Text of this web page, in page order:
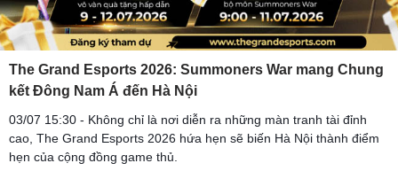
The Grand Esports 2026: Summoners War mang Chung
kết Đông Nam Á đến Hà Nội
03/07 15:30 - Không chỉ là nơi diễn ra những màn tranh tài đỉnh
cao, The Grand Esports 2026 hứa hẹn sẽ biến Hà Nội thành điểm
hẹn của cộng đồng game thủ.